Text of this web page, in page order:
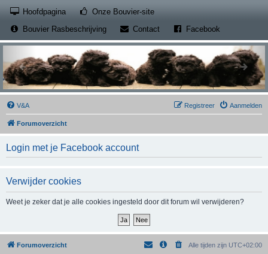
Hoofdpagina Onze Bouvier-site(Opens a new tab)
Bouvier Rasbeschrijving
Contact(Opens a new tab)
Facebook
V&A Aanmelden
Registreer
Forumoverzicht
Login met je Facebook account
Verwijder cookies
Weet je zeker dat je alle cookies ingesteld door dit forum wil verwijderen?
Forumoverzicht Alle tijden zijn UTC+02:00